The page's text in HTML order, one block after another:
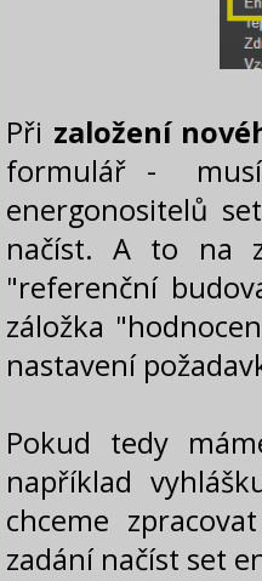
Při založení
formulář -
energonositelů
načíst. A to na
"referenční
záložka
nastavení
Pokud tedy
například
chceme
zadání načíst set